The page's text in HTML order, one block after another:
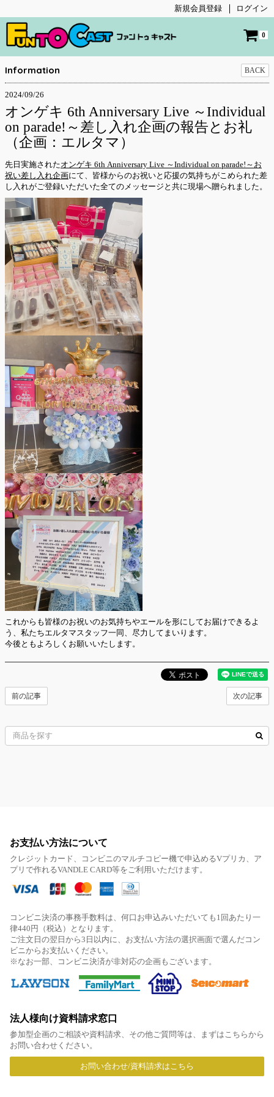
新規会員登録 ログイン
0
Information BACK
2024/09/26
オンゲキ 6th Anniversary Live ～Individual
on parade!～差し入れ企画の報告とお礼
（企画：エルタマ）
先日実施されたオンゲキ 6th Anniversary Live ～Individual on parade!～お
祝い差し入れ企画にて、皆様からのお祝いと応援の気持ちがこめられた差
し入れがご登録いただいた全てのメッセージと共に現場へ贈られました。
これからも皆様のお祝いのお気持ちやエールを形にしてお届けできるよ
う、私たちエルタマスタッフ一同、尽力してまいります。
今後ともよろしくお願いいたします。
次の記事
前の記事
お支払い方法について
クレジットカード、コンビニのマルチコピー機で申込めるVプリカ、ア
プリで作れるVANDLE CARD等をご利用いただけます。
コンビニ決済の事務手数料は、何口お申込みいただいても1回あたり一
律440円（税込）となります。
ご注文日の翌日から3日以内に、お支払い方法の選択画面で選んだコン
ビニからお支払いください。
※なお一部、コンビニ決済が非対応の企画もございます。
法人様向け資料請求窓口
参加型企画のご相談や資料請求、その他ご質問等は、まずはこちらから
お問い合わせください。
お問い合わせ/資料請求はこちら